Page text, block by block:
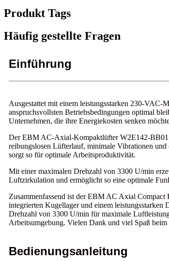
Produkt Tags
Häufig gestellte Fragen
Einführung
Ausgestattet mit einem leistungsstarken 230-
anspruchsvollsten Betriebsbedingungen optimal
Unternehmen, die ihre Energiekosten senken
Der EBM AC-Axial-Kompaktlüfter W2E142-BB01-
reibungslosen Lüfterlauf, minimale Vibrationen
sorgt so für optimale Arbeitsproduktivität.
Mit einer maximalen Drehzahl von 3300 U/min
Luftzirkulation und ermöglicht so eine optimale
Zusammenfassend ist der EBM AC Axial
integrierten Kugellager und einem
Drehzahl von 3300 U/min für maximale
Arbeitsumgebung. Vielen Dank und viel Spaß
Bedienungsanleitung